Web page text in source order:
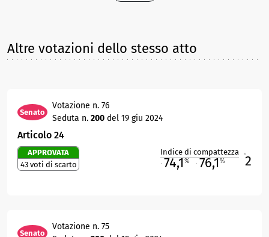
Altre votazioni dello stesso atto
Senato
Votazione n. 76
Seduta n. 200 del 19 giu 2024
Articolo 24
APPROVATA
43 voti di scarto
Indice di compattezza
74,1% 76,1% 2
Senato
Votazione n. 75